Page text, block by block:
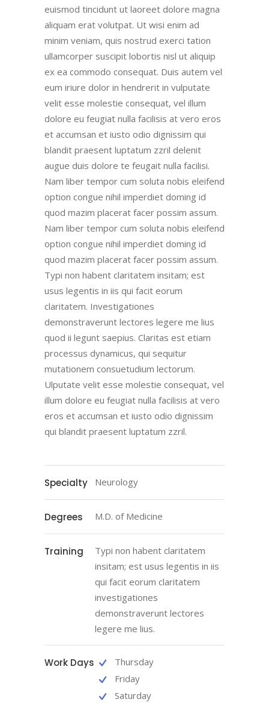
euismod tincidunt ut laoreet dolore magna
aliquam erat volutpat. Ut wisi enim ad
minim veniam, quis nostrud exerci tation
ullamcorper suscipit lobortis nisl ut aliquip
ex ea commodo consequat. Duis autem vel
eum iriure dolor in hendrerit in vulputate
velit esse molestie consequat, vel illum
dolore eu feugiat nulla facilisis at vero eros
et accumsan et iusto odio dignissim qui
blandit praesent luptatum zzril delenit
augue duis dolore te feugait nulla facilisi.
Nam liber tempor cum soluta nobis eleifend
option congue nihil imperdiet doming id
quod mazim placerat facer possim assum.
Nam liber tempor cum soluta nobis eleifend
option congue nihil imperdiet doming id
quod mazim placerat facer possim assum.
Typi non habent claritatem insitam; est
usus legentis in iis qui facit eorum
claritatem. Investigationes
demonstraverunt lectores legere me lius
quod ii legunt saepius. Claritas est etiam
processus dynamicus, qui sequitur
mutationem consuetudium lectorum.
Ulputate velit esse molestie consequat, vel
illum dolore eu feugiat nulla facilisis at vero
eros et accumsan et iusto odio dignissim
qui blandit praesent luptatum zzril.
Specialty Neurology
Degrees M.D. of Medicine
Training
Typi non habent claritatem
insitam; est usus legentis in iis
qui facit eorum claritatem
investigationes
demonstraverunt lectores
legere me lius.
Work Days
Thursday
Friday
Saturday